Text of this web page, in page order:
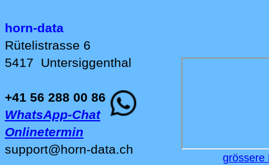
horn-data
Rütelistrasse 6
5417 Untersiggenthal
+41 56 288 00 86
WhatsApp-Chat
Onlinetermin
support@horn-data.ch
grössere